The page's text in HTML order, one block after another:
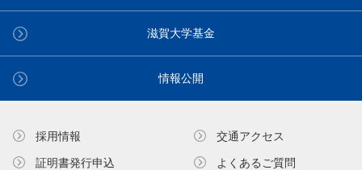
滋賀大学基金
情報公開
採用情報
証明書発⾏申込
交通アクセス
よくあるご質問